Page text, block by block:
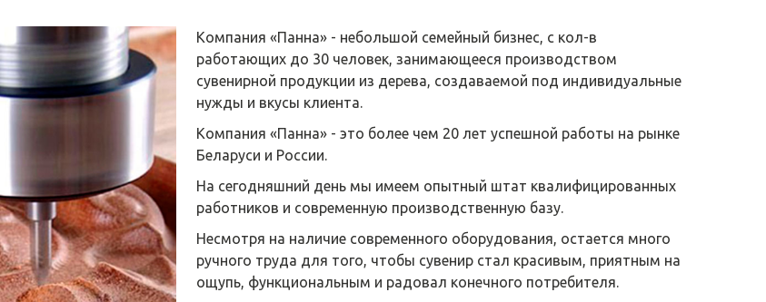
Компания «Панна» - небольшой семейный бизнес, с кол-в
работающих до 30 человек, занимающееся производством
сувенирной продукции из дерева, создаваемой под индивидуальные
нужды и вкусы клиента.
Компания «Панна» - это более чем 20 лет успешной работы на рынке
Беларуси и России.
На сегодняшний день мы имеем опытный штат квалифицированных
работников и современную производственную базу.
Несмотря на наличие современного оборудования, остается много
ручного труда для того, чтобы сувенир стал красивым, приятным на
ощупь, функциональным и радовал конечного потребителя.